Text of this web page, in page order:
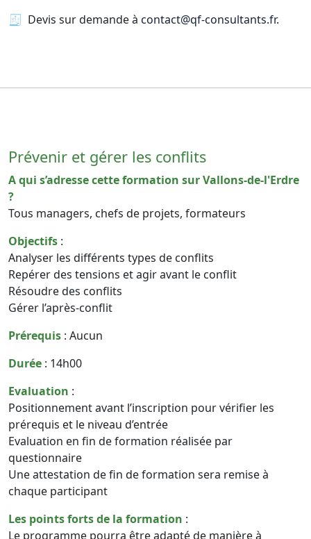
🧾 Devis sur demande à contact@qf-consultants.fr.
Prévenir et gérer les conflits
A qui s’adresse cette formation sur Vallons-de-l'Erdre
?
Tous managers, chefs de projets, formateurs
Objectifs :
Analyser les différents types de conflits
Repérer des tensions et agir avant le conflit
Résoudre des conflits
Gérer l’après-conflit
Prérequis : Aucun
Durée : 14h00
Evaluation :
Positionnement avant l’inscription pour vérifier les
prérequis et le niveau d’entrée
Evaluation en fin de formation réalisée par
questionnaire
Une attestation de fin de formation sera remise à
chaque participant
Les points forts de la formation :
Le programme pourra être adapté de manière à